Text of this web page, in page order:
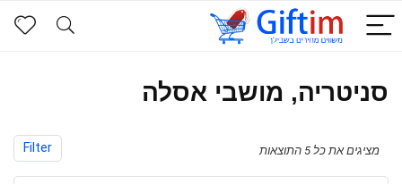
סניטריה, מושבי אסלה
Filter מציגים את כל ⁦5⁩ התוצאות